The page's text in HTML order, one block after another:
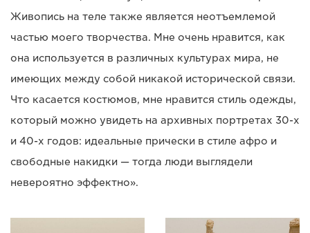
Живопись на теле также является неотъемлемой
частью моего творчества. Мне очень нравится, как
она используется в различных культурах мира, не
имеющих между собой никакой исторической связи.
Что касается костюмов, мне нравится стиль одежды,
который можно увидеть на архивных портретах 30-х
и 40-х годов: идеальные прически в стиле афро и
свободные накидки — тогда люди выглядели
невероятно эффектно».